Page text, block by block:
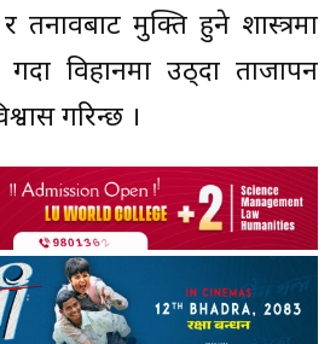
तनावबाट मुक्ति हुने शास्त्रमा
विहानमा उठ्दा ताजापन
गरिन्छ ।